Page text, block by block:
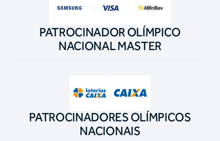
PATROCINADOR OLÍMPICO
NACIONAL MASTER
PATROCINADORES OLÍMPICOS
NACIONAIS